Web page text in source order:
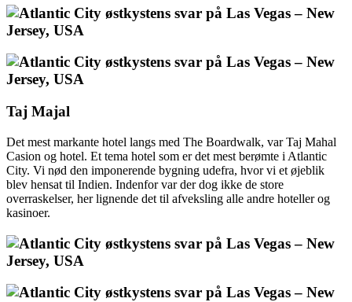
Taj Majal
Det mest markante hotel langs med The Boardwalk, var Taj Mahal
Casion og hotel. Et tema hotel som er det mest berømte i Atlantic
City. Vi nød den imponerende bygning udefra, hvor vi et øjeblik
blev hensat til Indien. Indenfor var der dog ikke de store
overraskelser, her lignende det til afveksling alle andre hoteller og
kasinoer.